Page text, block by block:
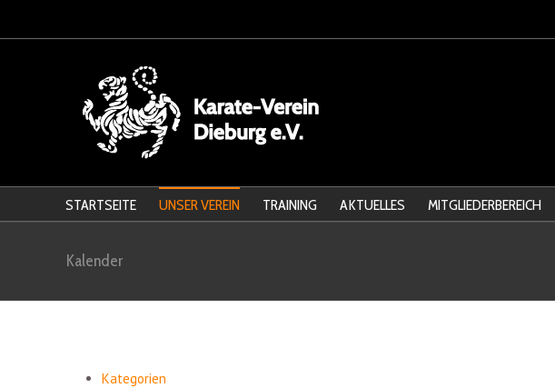
STARTSEITE UNSER VEREIN TRAINING AKTUELLES MITGLIEDERBEREICH
Kalender
Kategorien